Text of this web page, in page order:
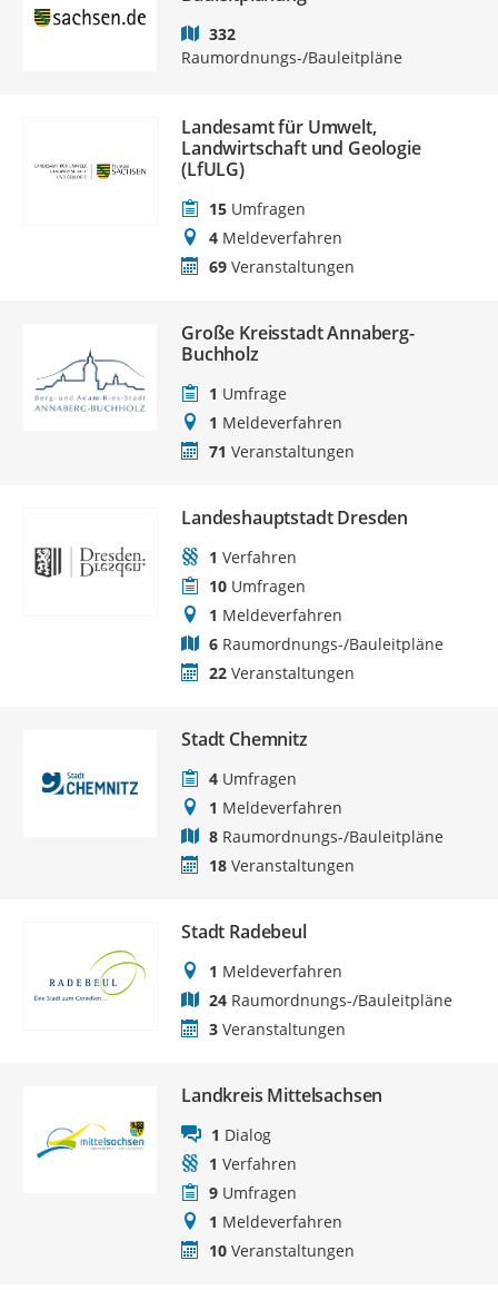
332
Raumordnungs-/Bauleitpläne
Landesamt für Umwelt,
Landwirtschaft und Geologie
(LfULG)
15 Umfragen
4 Meldeverfahren
69 Veranstaltungen
Große Kreisstadt Annaberg-
Buchholz
1 Umfrage
1 Meldeverfahren
71 Veranstaltungen
Landeshauptstadt Dresden
1 Verfahren
10 Umfragen
1 Meldeverfahren
6 Raumordnungs-/Bauleitpläne
22 Veranstaltungen
Stadt Chemnitz
4 Umfragen
1 Meldeverfahren
8 Raumordnungs-/Bauleitpläne
18 Veranstaltungen
Stadt Radebeul
1 Meldeverfahren
24 Raumordnungs-/Bauleitpläne
3 Veranstaltungen
Landkreis Mittelsachsen
1 Dialog
1 Verfahren
9 Umfragen
1 Meldeverfahren
10 Veranstaltungen